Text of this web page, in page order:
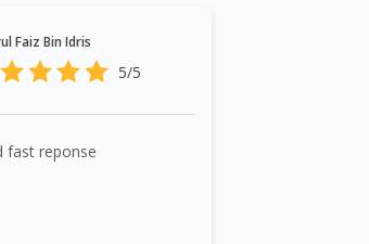
Faiz Bin Idris
5/5
fast reponse